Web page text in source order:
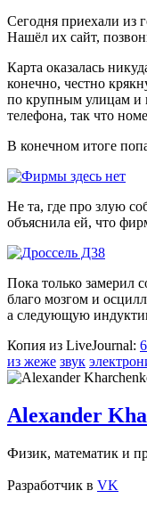
Сегодня приехали из
Нашёл их сайт,
Карта оказалась
конечно, честно
по крупным улицам и
телефона, так что
В конечном итоге
Не та, где про злую
объяснила ей, что
Пока только замерил
благо мозгом и
а следующую
Копия из LiveJournal:
из жеже звук
Alexander
Физик, математик и
Разработчик в VK